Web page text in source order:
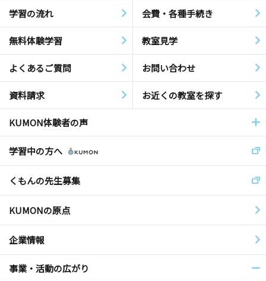
学習の流れ 会費・各種手続き
無料体験学習 教室見学
よくあるご質問 お問い合わせ
資料請求 お近くの教室を探す
KUMON体験者の声
学習中の方へ
くもんの先生募集
KUMONの原点
企業情報
事業・活動の広がり